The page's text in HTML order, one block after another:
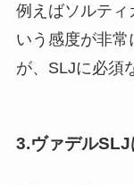
例えばソルティ
いう感度が非
が、SLJに必須
3.ヴァデルSLJ